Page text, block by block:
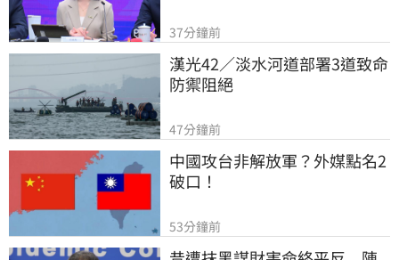
37分鐘前
漢光42／淡水河道部署3道致命
防禦阻絕
47分鐘前
中國攻台非解放軍？外媒點名2
破口！
53分鐘前